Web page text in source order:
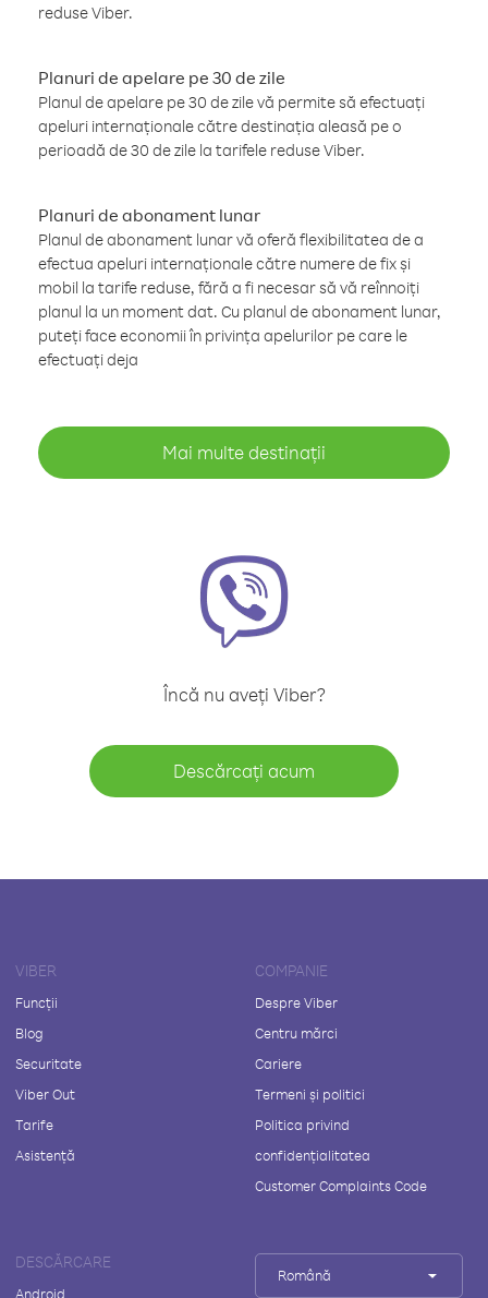
reduse Viber.
Planuri de apelare pe 30 de zile
Planul de apelare pe 30 de zile vă permite să efectuați
apeluri internaționale către destinația aleasă pe o
perioadă de 30 de zile la tarifele reduse Viber.
Planuri de abonament lunar
Planul de abonament lunar vă oferă flexibilitatea de a
efectua apeluri internaționale către numere de fix și
mobil la tarife reduse, fără a fi necesar să vă reînnoiți
planul la un moment dat. Cu planul de abonament lunar,
puteți face economii în privința apelurilor pe care le
efectuați deja
Mai multe destinații
Încă nu aveți Viber?
Descărcați acum
VIBER
Funcții
Blog
Securitate
Viber Out
Tarife
Asistență
COMPANIE
Despre Viber
Centru mărci
Cariere
Termeni și politici
Politica privind
confidențialitatea
Customer Complaints Code
DESCĂRCARE
Android
Română